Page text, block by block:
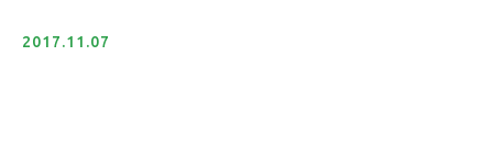
2017.11.07